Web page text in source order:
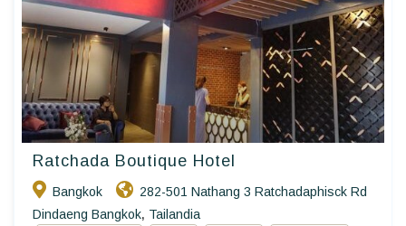
Ratchada Boutique Hotel
Bangkok
282-501 Nathang 3 Ratchadaphisck Rd
Dindaeng Bangkok, Tailandia